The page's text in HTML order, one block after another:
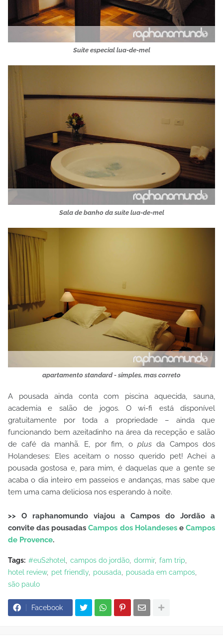
Suíte especial lua-de-mel
Sala de banho da suíte lua-de-mel
apartamento standard - simples, mas correto
A pousada ainda conta com piscina aquecida, sauna,
academia e salão de jogos. O wi-fi está disponível
gratuitamente por toda a propriedade – ainda que
funcionando bem azeitadinho na área da recepção e salão
de café da manhã. E, por fim, o plusda Campos dos
Holandeses: Eles aceitam o nosso querido pet! Achei a
pousada gostosa e, para mim, é daquelas que a gente se
acaba o dia inteiro em passeios e andanças, mas sabe que
tem uma cama deliciosa nos esperando à noite.
>> O raphanomundo viajou a Campos do Jordão a
convite das pousadasCampos dos HolandeseseCampos
de Provence.
Tags: #euS2hotel campos do jordão dormir fam trip
hotel review
pet friendly pousada
pousada em campos
são paulo
Facebook